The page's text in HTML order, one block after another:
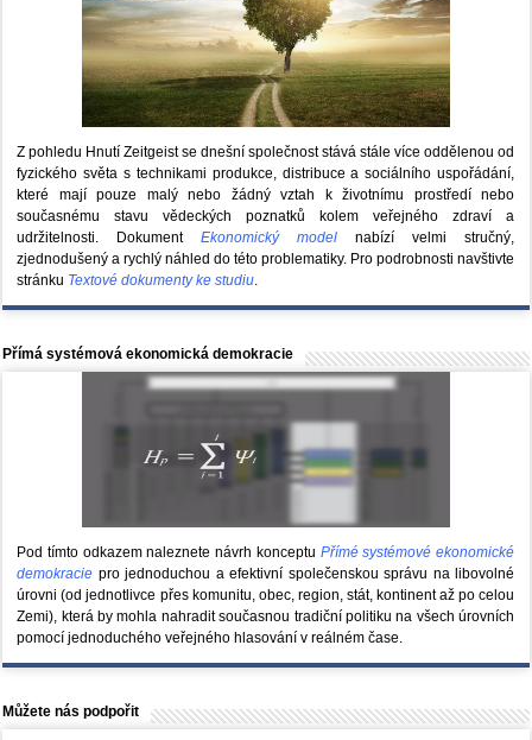
Z pohledu Hnutí Zeitgeist se dnešní společnost stává stále více oddělenou od
fyzického světa s technikami produkce, distribuce a sociálního uspořádání,
které mají pouze malý nebo žádný vztah k životnímu prostředí nebo
současnému stavu vědeckých poznatků kolem veřejného zdraví a
udržitelnosti. DokumentEkonomický model nabízí velmi stručný,
zjednodušený a rychlý náhled do této problematiky. Pro podrobnosti navštivte
stránku Textové dokumenty ke studiu.
Přímá systémová ekonomická demokracie
Pod tímto odkazem naleznete návrh konceptu Přímé systémové ekonomické
demokracie pro jednoduchou a efektivní společenskou správu na libovolné
úrovni (od jednotlivce přes komunitu, obec, region, stát, kontinent až po celou
Zemi), která by mohla nahradit současnou tradiční politiku na všech úrovních
pomocí jednoduchého veřejného hlasování v reálném čase.
Můžete nás podpořit